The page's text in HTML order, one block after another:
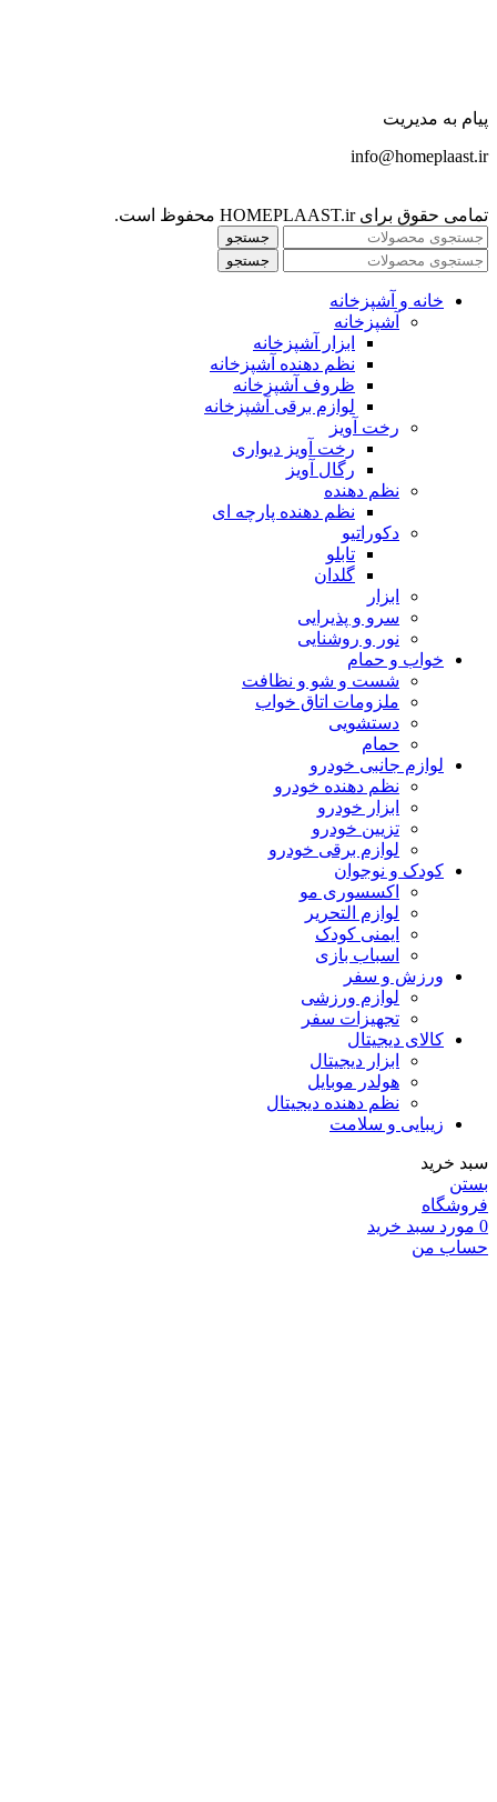
پیام به مدیریت
info@homeplaast.ir
تمامی حقوق برای HOMEPLAAST.ir محفوظ است.
جستجو
جستجو
خانه و آشپزخانه
آشپزخانه
ابزار آشپزخانه
نظم دهنده آشپزخانه
ظروف آشپزخانه
لوازم برقی آشپزخانه
رخت آویز
رخت آویز دیواری
رگال آویز
نظم دهنده
نظم دهنده پارچه ای
دکوراتیو
تابلو
گلدان
ابزار
سرو و پذیرایی
نور و روشنایی
خواب و حمام
شست و شو و نظافت
ملزومات اتاق خواب
دستشویی
حمام
لوازم جانبی خودرو
نظم دهنده خودرو
ابزار خودرو
تزیین خودرو
لوازم برقی خودرو
کودک و نوجوان
اکسسوری مو
لوازم التحریر
ایمنی کودک
اسباب بازی
ورزش و سفر
لوازم ورزشی
تجهیزات سفر
کالای دیجیتال
ابزار دیجیتال
هولدر موبایل
نظم دهنده دیجیتال
زیبایی و سلامت
سبد خرید
بستن
فروشگاه
0 مورد سبد خرید
حساب من